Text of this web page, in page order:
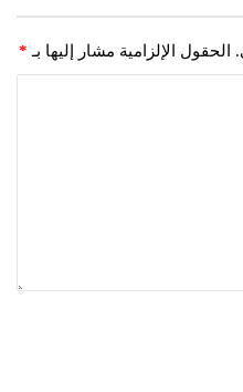
الحقول الإلزامية مشار إليها بـ *